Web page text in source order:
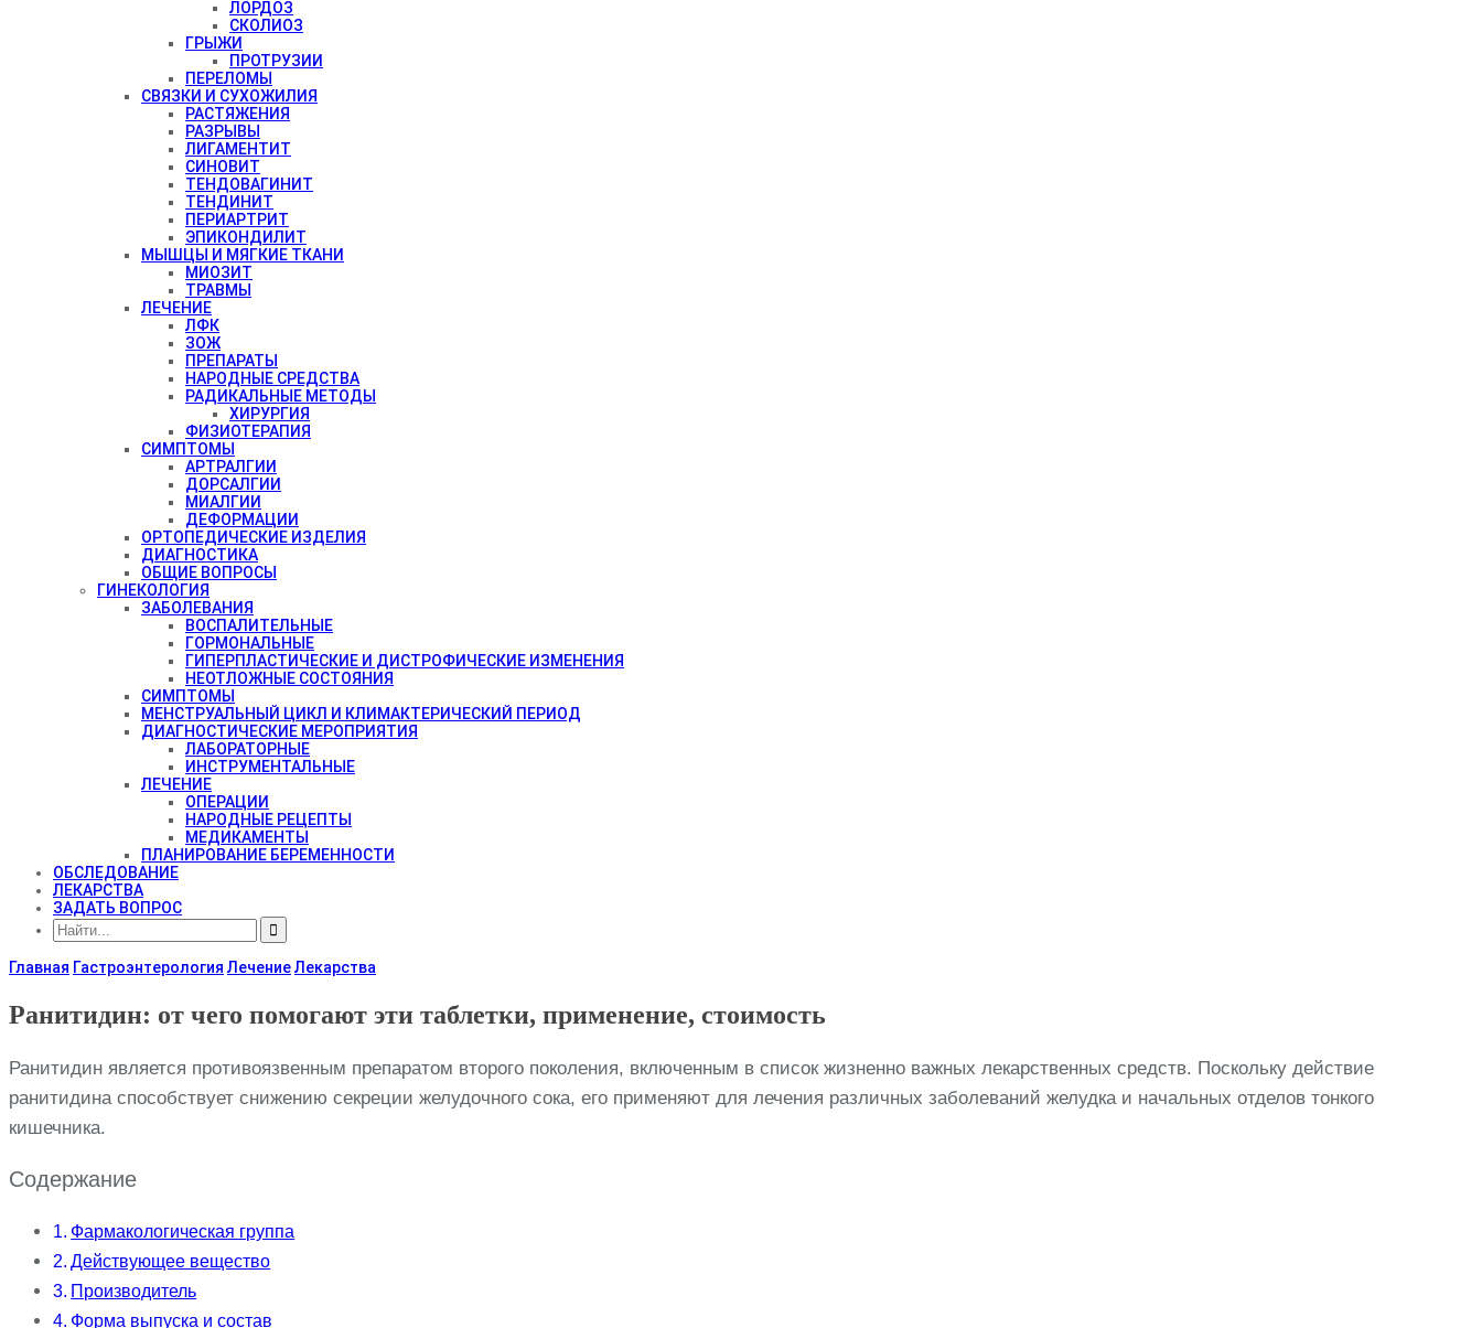
ЛОРДОЗ
СКОЛИОЗ
ГРЫЖИ
ПРОТРУЗИИ
ПЕРЕЛОМЫ
СВЯЗКИ И СУХОЖИЛИЯ
РАСТЯЖЕНИЯ
РАЗРЫВЫ
ЛИГАМЕНТИТ
СИНОВИТ
ТЕНДОВАГИНИТ
ТЕНДИНИТ
ПЕРИАРТРИТ
ЭПИКОНДИЛИТ
МЫШЦЫ И МЯГКИЕ ТКАНИ
МИОЗИТ
ТРАВМЫ
ЛЕЧЕНИЕ
ЛФК
ЗОЖ
ПРЕПАРАТЫ
НАРОДНЫЕ СРЕДСТВА
РАДИКАЛЬНЫЕ МЕТОДЫ
ХИРУРГИЯ
ФИЗИОТЕРАПИЯ
СИМПТОМЫ
АРТРАЛГИИ
ДОРСАЛГИИ
МИАЛГИИ
ДЕФОРМАЦИИ
ОРТОПЕДИЧЕСКИЕ ИЗДЕЛИЯ
ДИАГНОСТИКА
ОБЩИЕ ВОПРОСЫ
ГИНЕКОЛОГИЯ
ЗАБОЛЕВАНИЯ
ВОСПАЛИТЕЛЬНЫЕ
ГОРМОНАЛЬНЫЕ
ГИПЕРПЛАСТИЧЕСКИЕ И ДИСТРОФИЧЕСКИЕ ИЗМЕНЕНИЯ
НЕОТЛОЖНЫЕ СОСТОЯНИЯ
СИМПТОМЫ
МЕНСТРУАЛЬНЫЙ ЦИКЛ И КЛИМАКТЕРИЧЕСКИЙ ПЕРИОД
ДИАГНОСТИЧЕСКИЕ МЕРОПРИЯТИЯ
ЛАБОРАТОРНЫЕ
ИНСТРУМЕНТАЛЬНЫЕ
ЛЕЧЕНИЕ
ОПЕРАЦИИ
НАРОДНЫЕ РЕЦЕПТЫ
МЕДИКАМЕНТЫ
ПЛАНИРОВАНИЕ БЕРЕМЕННОСТИ
ОБСЛЕДОВАНИЕ
ЛЕКАРСТВА
ЗАДАТЬ ВОПРОС
Главная Гастроэнтерология ЛечениеЛекарства
Ранитидин: от чего помогают эти таблетки, применение, стоимость
Ранитидин является противоязвенным препаратом второго поколения, включенным в список жизненно важных лекарственных средств. Поскольку действие
ранитидина способствует снижению секреции желудочного сока, его применяют для лечения различных заболеваний желудка и начальных отделов тонкого
кишечника.
Содержание
Фармакологическая группа
Действующее вещество
Производитель
Форма выпуска и состав